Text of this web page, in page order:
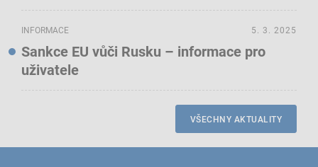
INFORMACE
Sankce EU vůči Rusku – informace pro
uživatele
5. 3. 2025
VŠECHNY AKTUALITY